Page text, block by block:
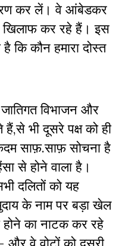
कर लें। वे आंबेडकर
खिलाफ कर रहे हैं। इस
कि कौन हमारा दोस्त
विभाजन और
भी दूसरे पक्ष को ही
साफ़.साफ़ सोचना है
से होने वाला है।
दलितों को यह
के नाम पर बड़ा खेल
होने का नाटक कर रहे